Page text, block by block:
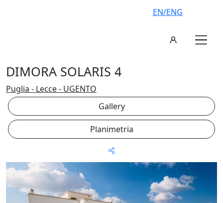
EN/ENG
DIMORA SOLARIS 4
Puglia - Lecce - UGENTO
Gallery
Planimetria